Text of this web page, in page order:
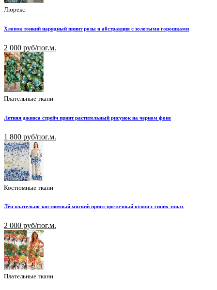
Люрекс
Хлопок тонкий нарядный принт розы и абстракция с золотыми горошками
2 000 руб/пог.м.
Плательные ткани
Летняя джинса стрейч принт растительный рисунок на черном фоне
1 800 руб/пог.м.
Костюмные ткани
Лён плательно-костюмный мягкий принт цветочный купон с синих тонах
2 000 руб/пог.м.
Плательные ткани